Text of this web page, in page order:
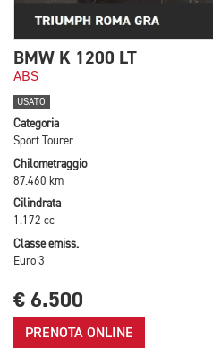
BMW K 1200 LT
ABS
USATO
Categoria
Sport Tourer
Chilometraggio
87.460 km
Cilindrata
1.172 cc
Classe emiss.
Euro 3
€ 6.500
PRENOTA ONLINE